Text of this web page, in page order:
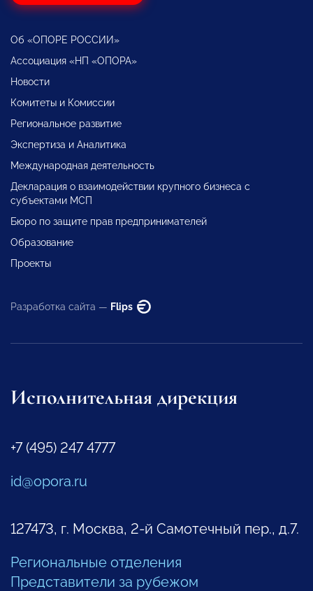
Об «ОПОРЕ РОССИИ»
Ассоциация «НП «ОПОРА»
Новости
Комитеты и Комиссии
Региональное развитие
Экспертиза и Аналитика
Международная деятельность
Декларация о взаимодействии крупного бизнеса с
субъектами МСП
Бюро по защите прав предпринимателей
Образование
Проекты
Разработка сайта — Flips
Исполнительная дирекция
+7 (495) 247 4777
id@opora.ru
127473, г. Москва, 2-й Самотечный пер., д.7.
Региональные отделения
Представители за рубежом